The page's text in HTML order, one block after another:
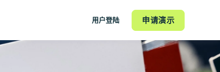
用户登陆 申请演示